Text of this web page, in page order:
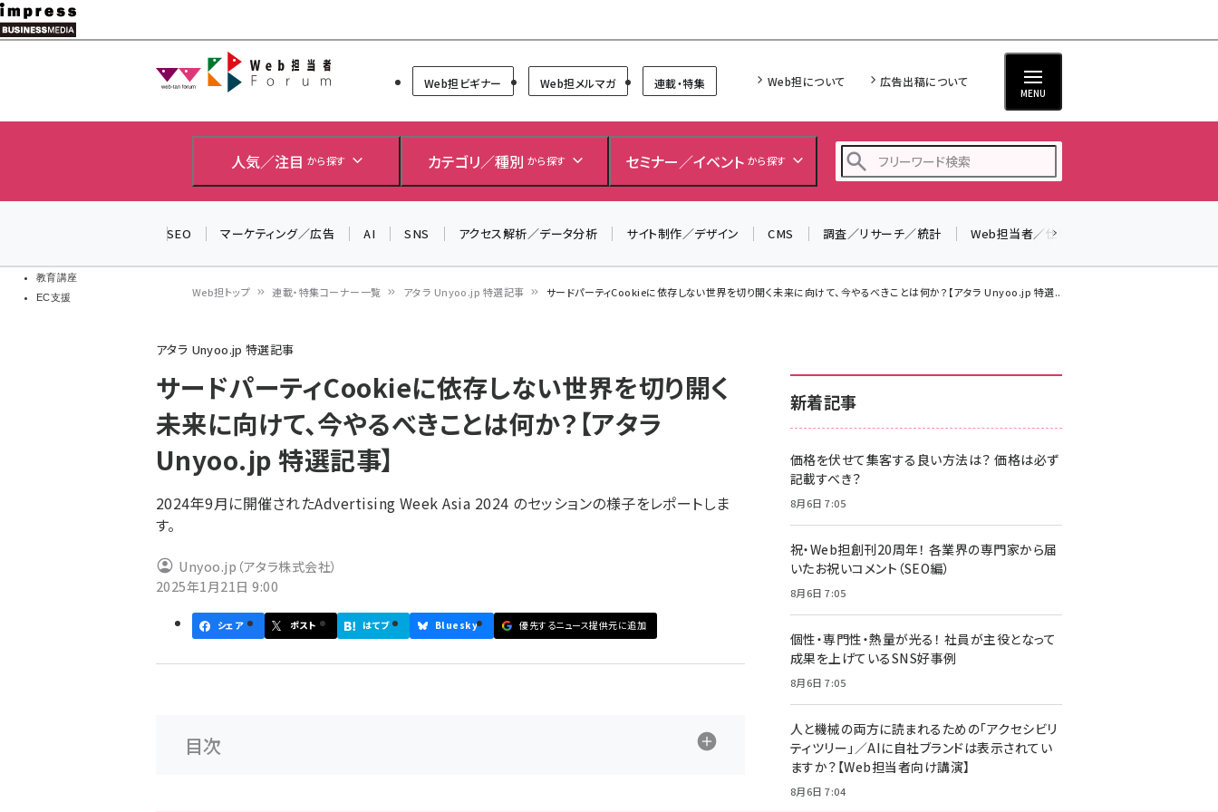
メ
イ
教育講座
EC支援
Web担当者Forum
Web担ビギナー Web担メルマガ 連載・特集 Web担について 広告出稿について
MENU
人気／注目 から探す カテゴリ／種別 から探す セミナー／イベント から探す
ai (2804)
z世代 (1622)
meo (1275)
SEO マーケティング／広告 AI SNS アクセス解析／データ分析 サイト制作／デザイン CMS 調査／リサーチ／統計 Web担当者／仕事
ン
く
ず
Web担トップ 連載・特集コーナー一覧 アタラ Unyoo.jp 特選記事 サードパーティCookieに依存しない世界を切り開く未来に向けて、今やるべきことは何か？【アタラ Unyoo.jp 特選...
アタラ Unyoo.jp 特選記事
サードパーティCookieに依存しない世界を切り開く
未来に向けて、今やるべきことは何か？【アタラ
Unyoo.jp 特選記事】
2024年9月に開催されたAdvertising Week Asia 2024 のセッションの様子をレポートしま
す。
Unyoo.jp（アタラ株式会社）
2025年1月21日 9:00
シェア ポスト はてブ Bluesky 優先するニュース提供元に追加
目次
新着記事
価格を伏せて集客する良い方法は？ 価格は必ず
記載すべき？
8月6日 7:05
祝・Web担創刊20周年！ 各業界の専門家から届
いたお祝いコメント（SEO編）
8月6日 7:05
個性・専門性・熱量が光る！ 社員が主役となって
成果を上げているSNS好事例
8月6日 7:05
人と機械の両方に読まれるための「アクセシビリ
ティツリー」／AIに自社ブランドは表示されてい
ますか？【Web担当者向け講演】
8月6日 7:04
＼ 読者アンケートにご協力ください ／
▼アンケートページはこちらから▼